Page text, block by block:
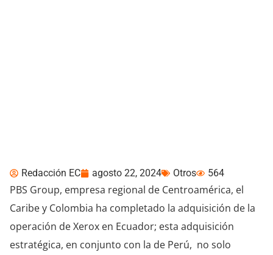
Redacción EC agosto 22, 2024 Otros 564
PBS Group, empresa regional de Centroamérica, el
Caribe y Colombia ha completado la adquisición de la
operación de Xerox en Ecuador; esta adquisición
estratégica, en conjunto con la de Perú, no solo